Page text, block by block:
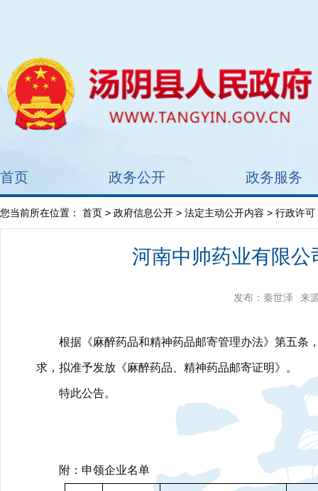
首页 政务公开 政务服务
您当前所在位置： 首页 > 政府信息公开 > 法定主动公开内容 > 行政许可
河南中帅药业有限
发布：秦世泽 来
根据《麻醉药品和精神药品邮寄管理办法》第五条
求，拟准予发放《麻醉药品、精神药品邮寄证明》。
特此公告。
附：申领企业名单